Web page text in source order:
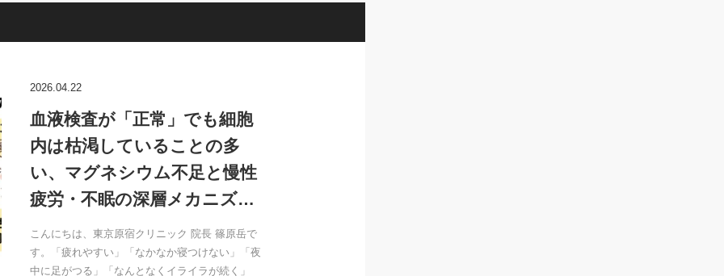
2026.04.22
血液検査が「正常」でも細胞
内は枯渇していることの多
い、マグネシウム不足と慢性
疲労・不眠の深層メカニズ…
こんにちは、東京原宿クリニック 院長 篠原岳で
す。「疲れやすい」「なかなか寝つけない」「夜
中に足がつる」「なんとなくイライラが続く」